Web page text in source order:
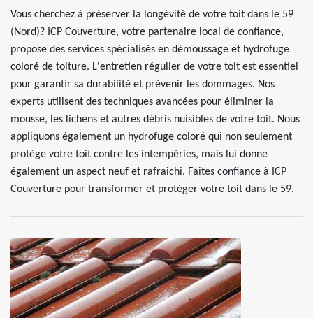
Vous cherchez à préserver la longévité de votre toit dans le 59
(Nord)? ICP Couverture, votre partenaire local de confiance,
propose des services spécialisés en démoussage et hydrofuge
coloré de toiture. L'entretien régulier de votre toit est essentiel
pour garantir sa durabilité et prévenir les dommages. Nos
experts utilisent des techniques avancées pour éliminer la
mousse, les lichens et autres débris nuisibles de votre toit. Nous
appliquons également un hydrofuge coloré qui non seulement
protège votre toit contre les intempéries, mais lui donne
également un aspect neuf et rafraîchi. Faites confiance à ICP
Couverture pour transformer et protéger votre toit dans le 59.